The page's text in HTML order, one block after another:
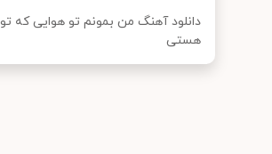
دانلود آهنگ من بمونم تو هوایی که تو
هستی